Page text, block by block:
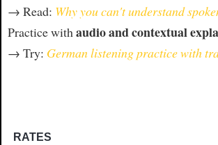
→ Read: Why you can't understand
Practice withaudio and contextual
→ Try: German listening practice with
RATES